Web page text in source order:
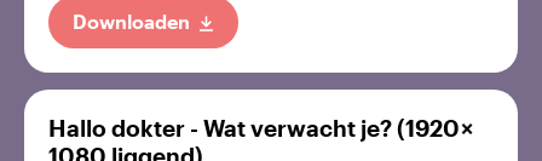
Downloaden
Hallo dokter - Wat verwacht je? (1920 ×
1080 liggend)